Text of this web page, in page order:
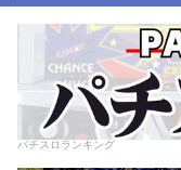
パチスロランキング